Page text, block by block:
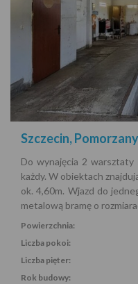
Szczecin, Pomorzany
Do wynajęcia 2
każdy. W obiektach
ok. 4,60m. Wjazd do
metalową bramę o
Powierzchnia:
Liczba pokoi:
Liczba pięter:
Rok budowy: